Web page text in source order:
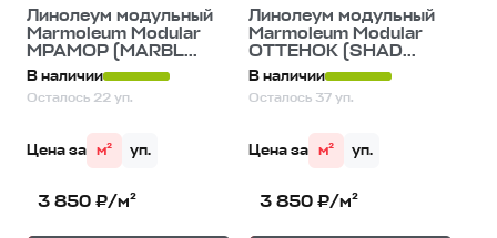
Линолеум модульный
Marmoleum Modular
МРАМОР (MARBL...
В наличии
Осталось 22 уп.
Цена за м² уп.
3 850 ₽/м²
Линолеум модульный
Marmoleum Modular
ОТТЕНОК (SHAD...
В наличии
Осталось 37 уп.
Цена за м² уп.
3 850 ₽/м²